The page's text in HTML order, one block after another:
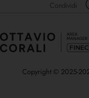
Condividi
Copyright © 2025-